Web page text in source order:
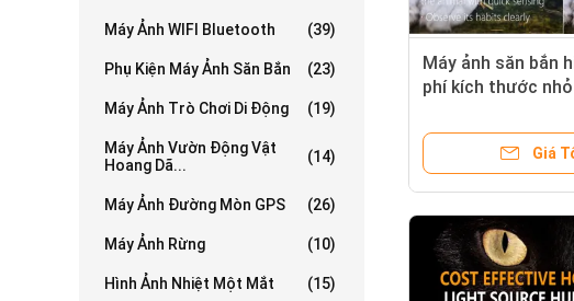
Máy Ảnh WIFI Bluetooth (39)
Phụ Kiện Máy Ảnh Săn Bắn (23)
Máy Ảnh Trò Chơi Di Động (19)
Máy Ảnh Vườn Động Vật
Hoang Dã...
(14)
Máy Ảnh Đường Mòn GPS (26)
Máy Ảnh Rừng (10)
Hình Ảnh Nhiệt Một Mắt (15)
Máy ảnh săn bắn
phí kích thước
đến 512GB 0.3s
thú hoang dã
Giá